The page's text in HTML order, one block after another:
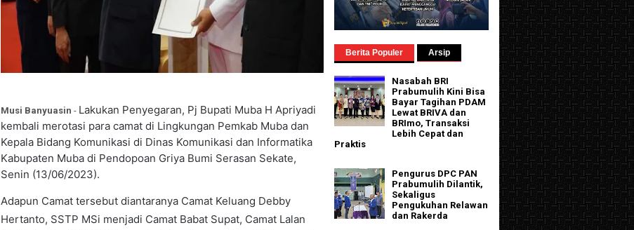
Musi Banyuasin - Lakukan Penyegaran, Pj Bupati Muba H Apriyadi
kembali merotasi para camat di Lingkungan Pemkab Muba dan
Kepala Bidang Komunikasi di Dinas Komunikasi dan Informatika
Kabupaten Muba di Pendopoan Griya Bumi Serasan Sekate,
Senin (13/06/2023).
Adapun Camat tersebut diantaranya Camat Keluang Debby
Hertanto, SSTP MSi menjadi Camat Babat Supat, Camat Lalan
Berita Populer Arsip
Nasabah BRI
Prabumulih Kini Bisa
Bayar Tagihan PDAM
Lewat BRIVA dan
BRImo, Transaksi
Lebih Cepat dan
Praktis
Pengurus DPC PAN
Prabumulih Dilantik,
Sekaligus
Pengukuhan Relawan
dan Rakerda